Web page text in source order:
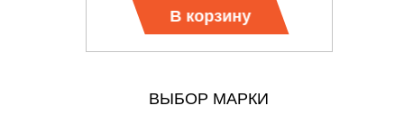
В корзину
ВЫБОР МАРКИ